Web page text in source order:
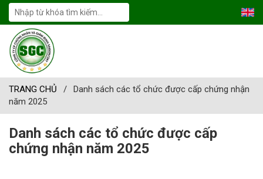
TRANG CHỦ /
Danh sách các tổ chức được cấp chứng nhận
năm 2025
Danh sách các tổ chức được cấp
chứng nhận năm 2025